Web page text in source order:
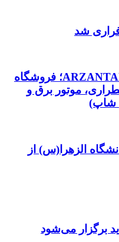
شد
افتتاح رسمی ARZANTARIN.SHOP؛ فروشگاه
موتور برق و
شاپ)
خوابگاه گلستان ۴ دانشگاه الزهرا(س) از